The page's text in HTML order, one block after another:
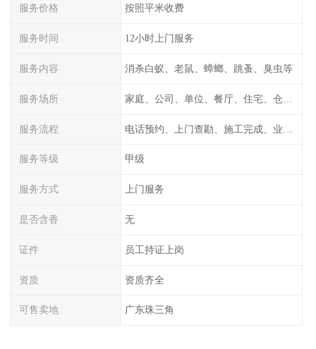
服务价格 按照平米收费
服务时间 12小时上门服务
服务内容 消杀白蚁、老鼠、蟑螂、跳蚤、臭虫等
服务场所
服务流程
服务等级 甲级
服务方式 上门服务
是否含香 无
证件 员工持证上岗
资质 资质齐全
可售卖地 广东珠三角